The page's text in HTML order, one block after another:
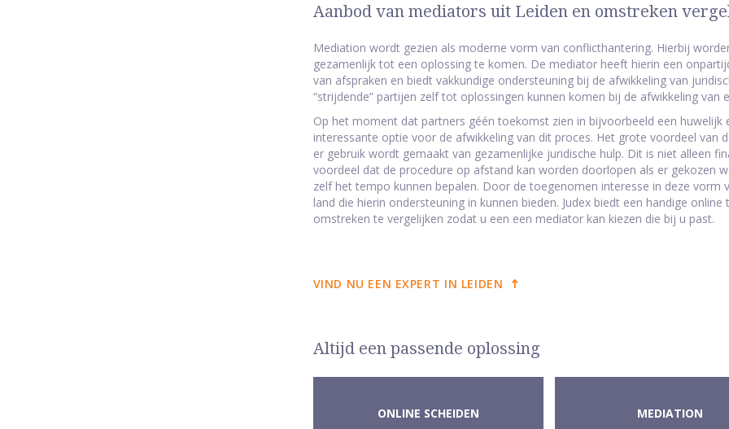
Aanbod van mediators uit Leiden en omstreken
Mediation wordt gezien als moderne vorm van conflicthantering. Hierbij
gezamenlijk tot een oplossing te komen. De mediator heeft hierin een
van afspraken en biedt vakkundige ondersteuning bij de afwikkeling van
“strijdende” partijen zelf tot oplossingen kunnen komen bij de afwikkeling van
Op het moment dat partners géén toekomst zien in bijvoorbeeld een
interessante optie voor de afwikkeling van dit proces. Het grote voordeel van
er gebruik wordt gemaakt van gezamenlijke juridische hulp. Dit is niet alleen
voordeel dat de procedure op afstand kan worden doorlopen als er gekozen
zelf het tempo kunnen bepalen. Door de toegenomen interesse in deze
land die hierin ondersteuning in kunnen bieden. Judex biedt een handige
omstreken te vergelijken zodat u een een mediator kan kiezen die bij u past.
VIND NU EEN EXPERT IN LEIDEN
Altijd een passende oplossing
ONLINE SCHEIDEN MEDIATION